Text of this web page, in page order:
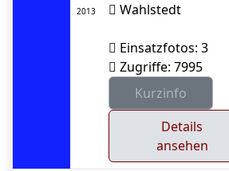
2013
Wahlstedt
Einsatzfotos: 3
Zugriffe: 7995
Details
ansehen